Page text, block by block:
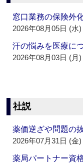
窓口業務の保険外
2026年08月05日 (水)
汗の悩みを医療に
2026年08月03日 (月)
社説
薬価逆ざや問題の
2026年07月31日 (金)
薬局パートナー資